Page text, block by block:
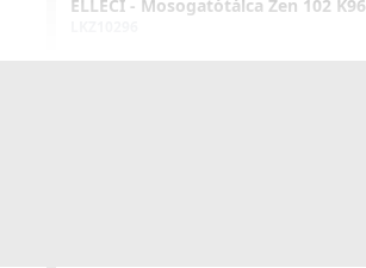
ELLECI - Mosogatótálca Zen 102 K96